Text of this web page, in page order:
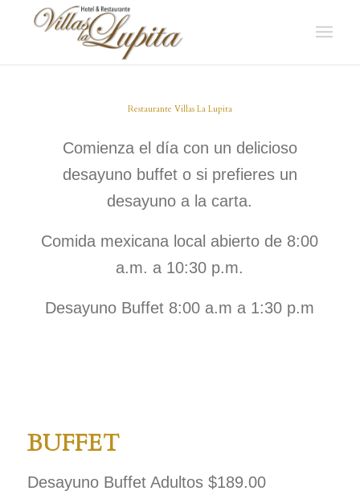
Restaurante Villas La Lupita
Comienza el día con un delicioso
desayuno buffet o si prefieres un
desayuno a la carta.
Comida mexicana local abierto de 8:00
a.m. a 10:30 p.m.
Desayuno Buffet 8:00 a.m a 1:30 p.m
BUFFET
Desayuno Buffet Adultos $189.00